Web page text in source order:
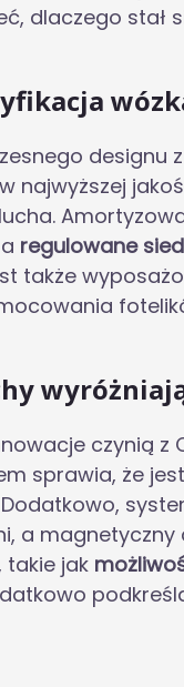
dlaczego stał
designu
najwyższej
regulowane
także
czynią z
sprawia, że
a magnetyczny
takie jak